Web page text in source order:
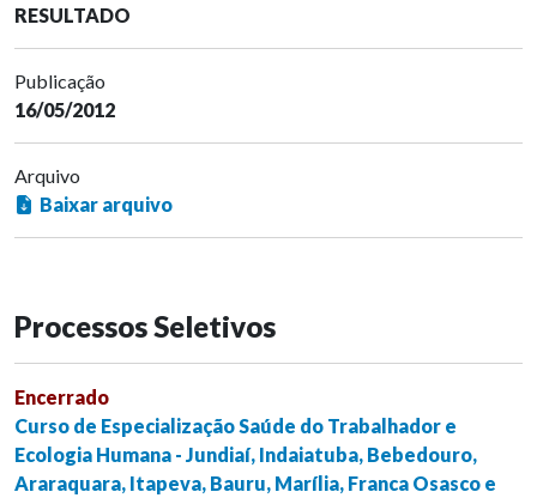
RESULTADO
Publicação
16/05/2012
Arquivo
Baixar arquivo
Processos Seletivos
Encerrado
Curso de Especialização Saúde do Trabalhador e
Ecologia Humana - Jundiaí, Indaiatuba, Bebedouro,
Araraquara, Itapeva, Bauru, Marília, Franca Osasco e